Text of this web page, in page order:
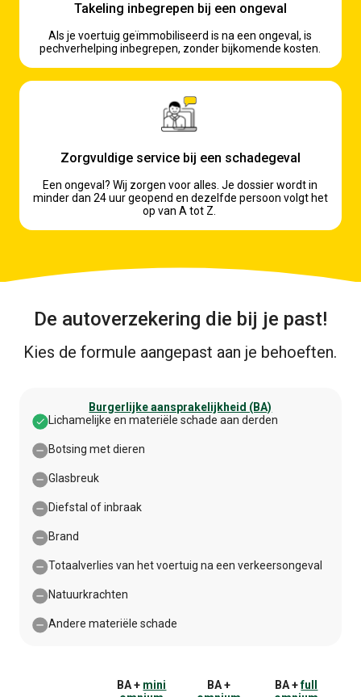
Takeling inbegrepen bij een ongeval
Als je voertuig geïmmobiliseerd is na een ongeval, is
pechverhelping inbegrepen, zonder bijkomende kosten.
Zorgvuldige service bij een schadegeval
Een ongeval? Wij zorgen voor alles. Je dossier wordt in
minder dan 24 uur geopend en dezelfde persoon volgt het
op van A tot Z.
De autoverzekering die bij je past!
Kies de formule aangepast aan je behoeften.
Burgerlijke aansprakelijkheid (BA)
Lichamelijke en materiële schade aan derden Ovedekt
Lichamelijke en materiële schade aan derden
Botsing met dieren Niet gedekt
Botsing met dieren
Glasbreuk Niet gedekt
Glasbreuk
Diefstal of inbraak Niet gedekt
Diefstal of inbraak
Brand Niet gedekt
Brand
Totaalverlies van het voertuig na een verkeersongeval
Totaalverlies van het voertuig na een verkeersongeval
Natuurkrachten Niet gedekt
Natuurkrachten
Andere materiële schade Niet gedekt
Andere materiële schade
BA + mini
BA +
BA +full